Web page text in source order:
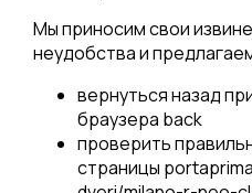
Мы приносим свои
неудобства и
вернуться назад
браузера back
проверить
страницы